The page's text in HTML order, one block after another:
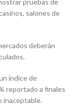
pruebas de
salones de
deberán
índice de
reportado a finales
inaceptable.